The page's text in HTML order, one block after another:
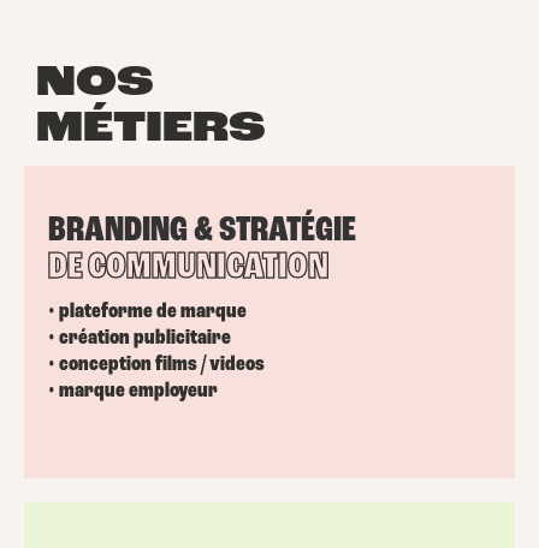
NOS
MÉTIERS
BRANDING & STRATÉGIE
DE COMMUNICATION
• plateforme de marque
• création publicitaire
• conception films / videos
• marque employeur